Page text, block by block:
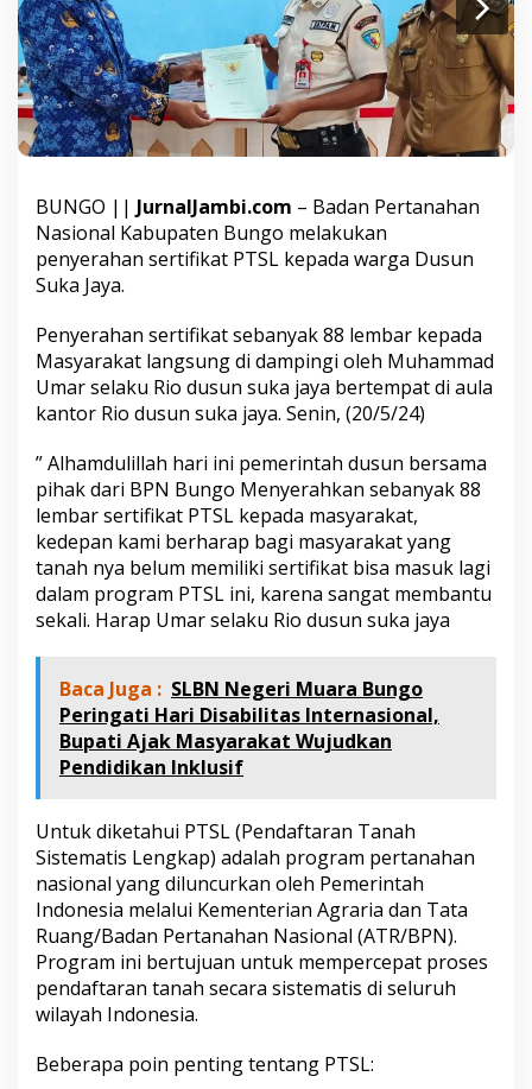
k
a
a
a
a
m
p
i
i
P
i
h
a
B
P
N
B
u
n
o
M
y
e
r
a
h
a
n
S
e
r
i
f
i
P
BUNGO || JurnalJambi.com – Badan Pertanahan
Nasional Kabupaten Bungo melakukan
penyerahan sertifikat PTSL kepada warga Dusun
Suka Jaya.
Penyerahan sertifikat sebanyak 88 lembar kepada
Masyarakat langsung di dampingi oleh Muhammad
Umar selaku Rio dusun suka jaya bertempat di aula
kantor Rio dusun suka jaya. Senin, (20/5/24)
” Alhamdulillah hari ini pemerintah dusun bersama
pihak dari BPN Bungo Menyerahkan sebanyak 88
lembar sertifikat PTSL kepada masyarakat,
kedepan kami berharap bagi masyarakat yang
tanah nya belum memiliki sertifikat bisa masuk lagi
dalam program PTSL ini, karena sangat membantu
sekali. Harap Umar selaku Rio dusun suka jaya
Baca Juga : SLBN Negeri Muara Bungo
Peringati Hari Disabilitas Internasional,
Bupati Ajak Masyarakat Wujudkan
Pendidikan Inklusif
Untuk diketahui PTSL (Pendaftaran Tanah
Sistematis Lengkap) adalah program pertanahan
nasional yang diluncurkan oleh Pemerintah
Indonesia melalui Kementerian Agraria dan Tata
Ruang/Badan Pertanahan Nasional (ATR/BPN).
Program ini bertujuan untuk mempercepat proses
pendaftaran tanah secara sistematis di seluruh
wilayah Indonesia.
Beberapa poin penting tentang PTSL: